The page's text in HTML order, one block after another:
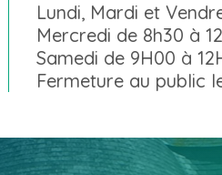
Lundi, Mardi et
Mercredi de 8h30 à
Samedi de 9H00 à
Fermeture au public